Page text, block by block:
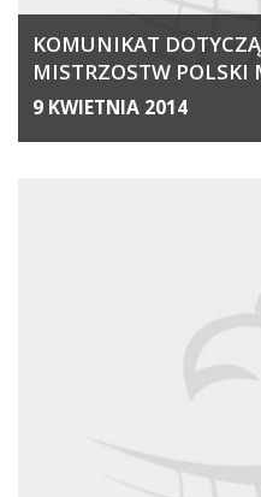
KOMUNIKAT
MISTRZOSTW POLSKI
9 KWIETNIA 2014